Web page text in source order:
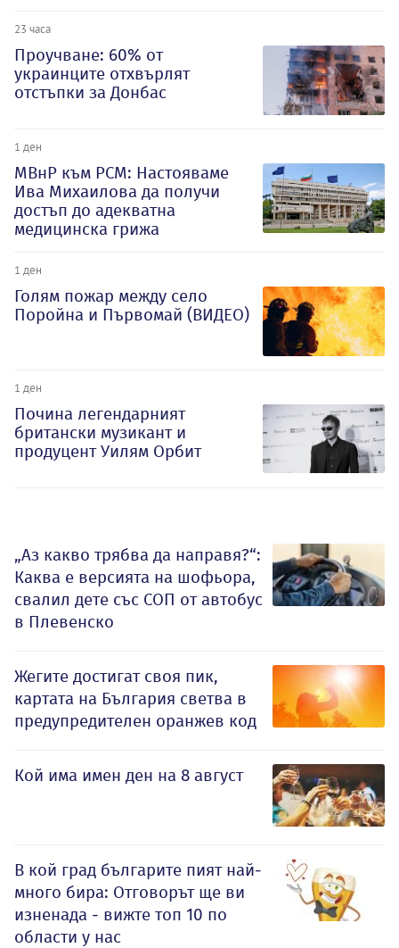
23 часа
Проучване: 60% от
украинците отхвърлят
отстъпки за Донбас
1 ден
МВнР към РСМ: Настояваме
Ива Михаилова да получи
достъп до адекватна
медицинска грижа
1 ден
Голям пожар между село
Поройна и Първомай (ВИДЕО)
1 ден
Почина легендарният
британски музикант и
продуцент Уилям Орбит
„Аз какво трябва да направя?“:
Каква е версията на шофьора,
свалил дете със СОП от автобус
в Плевенско
Жегите достигат своя пик,
картата на България светва в
предупредителен оранжев код
Кой има имен ден на 8 август
В кой град българите пият най-
много бира: Отговорът ще ви
изненада - вижте топ 10 по
области у нас